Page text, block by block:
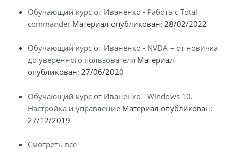
Обучающий курс от Иваненко - Работа с Total
commander Материал опубликован: 28/02/2022
Обучающий курс от Иваненко - NVDA – от новичка
до уверенного пользователя Материал
опубликован: 27/06/2020
Обучающий курс от Иваненко - Windows 10.
Настройка и управление Материал опубликован:
27/12/2019
Смотреть все